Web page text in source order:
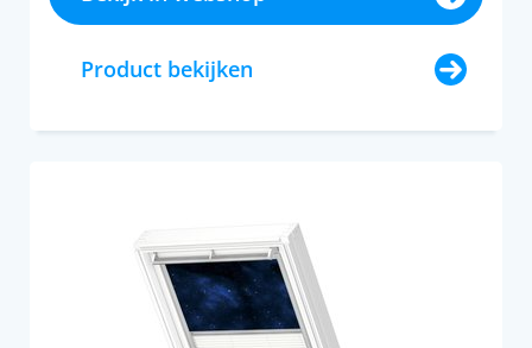
Product bekijken